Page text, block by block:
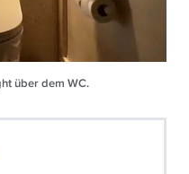
über dem WC.